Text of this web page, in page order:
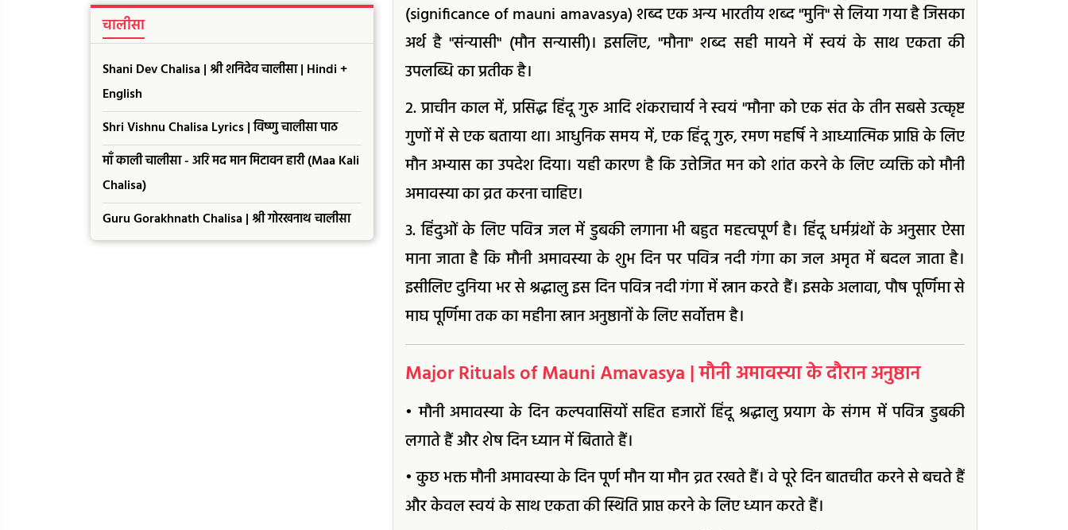
चालीसा
Shani Dev Chalisa | श्री शनिदेव चालीसा | Hindi +
English
Shri Vishnu Chalisa Lyrics | विष्णु चालीसा पाठ
माँ काली चालीसा - अरि मद मान मिटावन हारी (Maa Kali
Chalisa)
Guru Gorakhnath Chalisa | श्री गोरखनाथ चालीसा
(significance of mauni amavasya) शब्द एक अन्य भारतीय शब्द "मुनि" से लिया गया है जिसका
अर्थ है "संन्यासी" (मौन सन्यासी)। इसलिए, "मौना" शब्द सही मायने में स्वयं के साथ एकता की
उपलब्धि का प्रतीक है।
2. प्राचीन काल में, प्रसिद्ध हिंदू गुरु आदि शंकराचार्य ने स्वयं "मौना' को एक संत के तीन सबसे उत्कृष्ट
गुणों में से एक बताया था। आधुनिक समय में, एक हिंदू गुरु, रमण महर्षि ने आध्यात्मिक प्राप्ति के लिए
मौन अभ्यास का उपदेश दिया। यही कारण है कि उत्तेजित मन को शांत करने के लिए व्यक्ति को मौनी
अमावस्या का व्रत करना चाहिए।
3. हिंदुओं के लिए पवित्र जल में डुबकी लगाना भी बहुत महत्वपूर्ण है। हिंदू धर्मग्रंथों के अनुसार ऐसा
माना जाता है कि मौनी अमावस्या के शुभ दिन पर पवित्र नदी गंगा का जल अमृत में बदल जाता है।
इसीलिए दुनिया भर से श्रद्धालु इस दिन पवित्र नदी गंगा में स्नान करते हैं। इसके अलावा, पौष पूर्णिमा से
माघ पूर्णिमा तक का महीना स्नान अनुष्ठानों के लिए सर्वोत्तम है।
Major Rituals of Mauni Amavasya | मौनी अमावस्या के दौरान अनुष्ठान
• मौनी अमावस्या के दिन कल्पवासियों सहित हजारों हिंदू श्रद्धालु प्रयाग के संगम में पवित्र डुबकी
लगाते हैं और शेष दिन ध्यान में बिताते हैं।
• कुछ भक्त मौनी अमावस्या के दिन पूर्ण मौन या मौन व्रत रखते हैं। वे पूरे दिन बातचीत करने से बचते हैं
और केवल स्वयं के साथ एकता की स्थिति प्राप्त करने के लिए ध्यान करते हैं।